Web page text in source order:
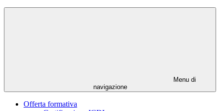
Menu di
navigazione
Offerta formativa